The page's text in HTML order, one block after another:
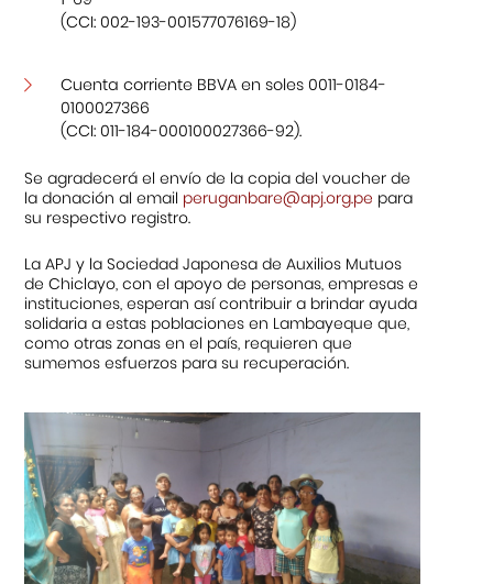
(CCI: 002-193-001577076169-18)
Cuenta corriente BBVA en soles 0011-0184-
0100027366
(CCI: 011-184-000100027366-92).
Se agradecerá el envío de la copia del voucher de
la donación al email peruganbare@apj.org.pe para
su respectivo registro.
La APJ y la Sociedad Japonesa de Auxilios Mutuos
de Chiclayo, con el apoyo de personas, empresas e
instituciones, esperan así contribuir a brindar ayuda
solidaria a estas poblaciones en Lambayeque que,
como otras zonas en el país, requieren que
sumemos esfuerzos para su recuperación.